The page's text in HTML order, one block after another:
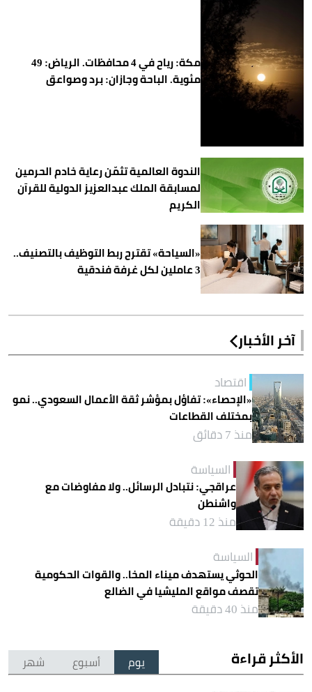
مكة: رياح في 4 محافظات. الرياض: 49
مئوية. الباحة وجازان: برد وصواعق
الندوة العالمية تثمّن رعاية خادم الحرمين
لمسابقة الملك عبدالعزيز الدولية للقرآن
الكريم
«السياحة» تقترح ربط التوظيف بالتصنيف..
3 عاملين لكل غرفة فندقية
آخر الأخبار
اقتصاد
«الإحصاء»: تفاؤل بمؤشر ثقة الأعمال السعودي.. نمو
بمختلف القطاعات
منذ 7 دقائق
السياسة
عراقجي: نتبادل الرسائل.. ولا مفاوضات مع
واشنطن
منذ 12 دقيقة
السياسة
الحوثي يستهدف ميناء المخا.. والقوات الحكومية
تقصف مواقع المليشيا في الضالع
منذ 40 دقيقة
الأكثر قراءة يوم أسبوع شهر